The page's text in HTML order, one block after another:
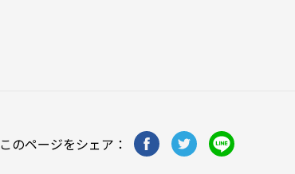
このページをシェア：